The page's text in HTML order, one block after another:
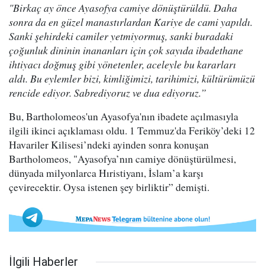
"Birkaç ay önce Ayasofya camiye dönüştürüldü. Daha
sonra da en güzel manastırlardan Kariye de cami yapıldı.
Sanki şehirdeki camiler yetmiyormuş, sanki buradaki
çoğunluk dininin inananları için çok sayıda ibadethane
ihtiyacı doğmuş gibi yönetenler, aceleyle bu kararları
aldı. Bu eylemler bizi, kimliğimizi, tarihimizi, kültürümüzü
rencide ediyor. Sabrediyoruz ve dua ediyoruz.”
Bu, Bartholomeos'un Ayasofya'nın ibadete açılmasıyla
ilgili ikinci açıklaması oldu. 1 Temmuz'da Feriköy’deki 12
Havariler Kilisesi’ndeki ayinden sonra konuşan
Bartholomeos, "Ayasofya’nın camiye dönüştürülmesi,
dünyada milyonlarca Hıristiyanı, İslam’a karşı
çevirecektir. Oysa istenen şey birliktir” demişti.
İlgili Haberler